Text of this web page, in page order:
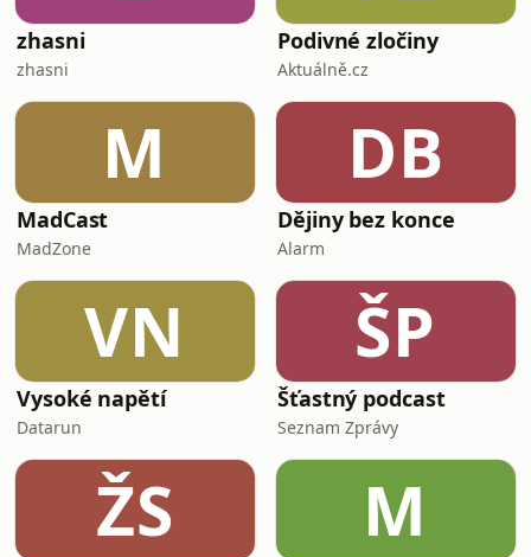
jen s
zhasni
zhasni
Podivné zločiny
Aktuálně.cz
M
MadCast
MadZone
DB
Dějiny bez konce
Alarm
VN
Vysoké napětí
Datarun
ŠP
Šťastný podcast
Seznam Zprávy
ŽS M